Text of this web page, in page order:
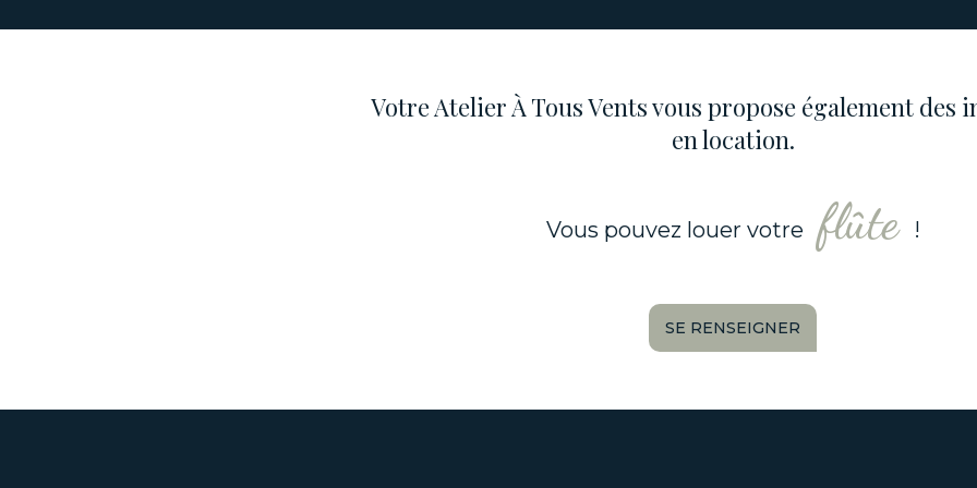
Votre Atelier À Tous Vents vous propose également des
en location.
Vous pouvez louer votre cornet
SE RENSEIGNER